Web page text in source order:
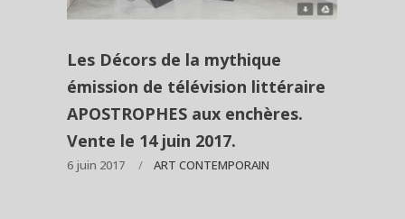
Les Décors de la mythique
émission de télévision littéraire
APOSTROPHES aux enchères.
Vente le 14 juin 2017.
6 juin 2017 ART CONTEMPORAIN